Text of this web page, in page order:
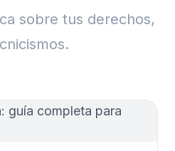
sobre tus derechos,